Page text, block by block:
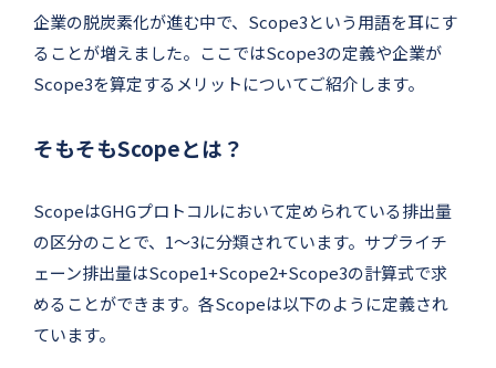
企業の脱炭素化が進む中で、Scope3という用語を耳にす
ることが増えました。ここではScope3の定義や企業が
Scope3を算定するメリットについてご紹介します。
そもそもScopeとは？
ScopeはGHGプロトコルにおいて定められている排出量
の区分のことで、1〜3に分類されています。サプライチ
ェーン排出量はScope1+Scope2+Scope3の計算式で求
めることができます。各Scopeは以下のように定義され
ています。